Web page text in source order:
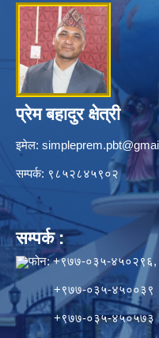
प्रेम बहादुर क्षेत्री
इमेल:
सम्पर्क: ९८५२८४५९०२
सम्पर्क :
फोन: +९७७-०३५-
+९७७-०३५-४५००३९
+९७७-०३५-४५०५७३